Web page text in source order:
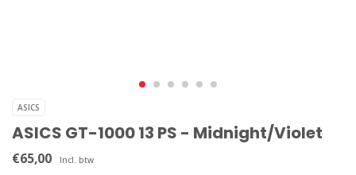
ASICS
ASICS GT-1000 13 PS - Midnight/Violet
€65,00 Incl. btw